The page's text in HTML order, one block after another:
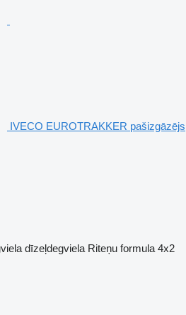
IVECO EUROTRAKKER pašizgāzējs
dīzeļdegviela Riteņu formula 4x2